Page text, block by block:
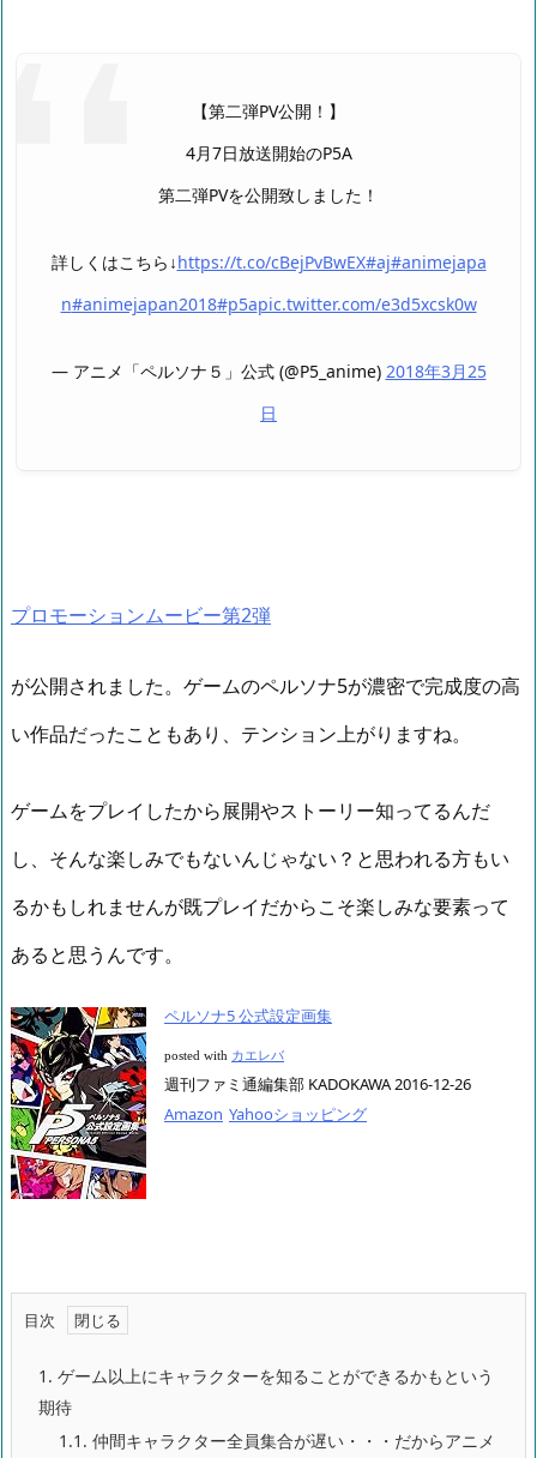
【第二弾PV公開！】
4月7日放送開始のP5A
第二弾PVを公開致しました！
詳しくはこちら↓https://t.co/cBejPvBwEX#aj#animejapa
n#animejapan2018#p5apic.twitter.com/e3d5xcsk0w
— アニメ「ペルソナ５」公式 (@P5_anime) 2018年3月25
日
プロモーションムービー第2弾
が公開されました。ゲームのペルソナ5が濃密で完成度の高
い作品だったこともあり、テンション上がりますね。
ゲームをプレイしたから展開やストーリー知ってるんだ
し、そんな楽しみでもないんじゃない？と思われる方もい
るかもしれませんが既プレイだからこそ楽しみな要素って
あると思うんです。
ペルソナ5 公式設定画集
posted with カエレバ
週刊ファミ通編集部 KADOKAWA 2016-12-26
Amazon Yahooショッピング
目次
1. ゲーム以上にキャラクターを知ることができるかもという
期待
1.1. 仲間キャラクター全員集合が遅い・・・だからアニメ